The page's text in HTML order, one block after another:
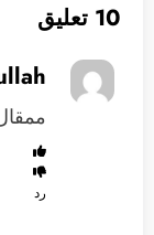
10 تعليق
رد